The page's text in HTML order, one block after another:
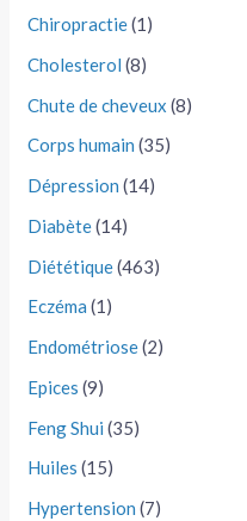
Chiropractie(1)
Cholesterol (8)
Chute de cheveux (8)
Corps humain (35)
Dépression (14)
Diabète(14)
Diététique(463)
Eczéma (1)
Endométriose(2)
Epices (9)
Feng Shui (35)
Huiles (15)
Hypertension (7)